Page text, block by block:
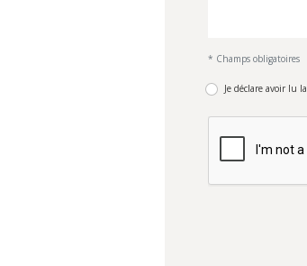
* Champs obligatoires
Je déclare avoir lu la